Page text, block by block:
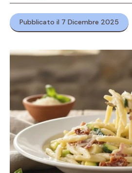
Pubblicato il 7 Dicembre 2025